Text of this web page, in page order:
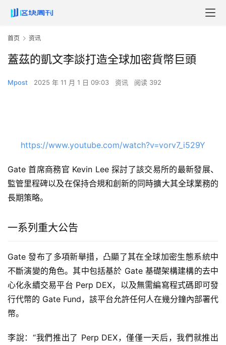
首页 资讯
蓋茲的凱文李談打造全球加密貨幣巨頭
Mpost 2025 年 11 月 1 日 09:03 资讯 阅读 392
https://www.youtube.com/watch?v=vorv7_i529Y
Gate 首席商務官 Kevin Lee 探討了該交易所的最新發展、
監管里程碑以及在保持合規和創新的同時擴大其全球業務的
長期策略。
一系列重大公告
Gate 發布了多項新舉措，凸顯了其在全球加密生態系統中
不斷演變的角色。其中包括基於 Gate 基礎架構建構的去中
心化永續交易平台 Perp DEX，以及無需編寫程式碼即可發
行代幣的 Gate Fund，該平台允許任何人在幾分鐘內部署代
幣。
李說：“我們推出了 Perp DEX，僅僅一天后，我們就推出